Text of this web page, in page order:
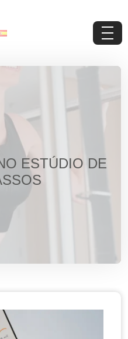
Materiais Gratuitos
ESTÚDIO DE